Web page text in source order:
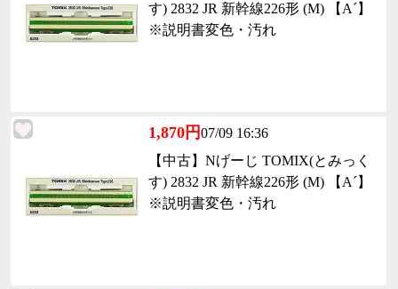
す) 2832 JR 新幹線226形 (M) 【A´】
※説明書変色・汚れ
1,870円07/09 16:36
【中古】Nげーじ TOMIX(とみっく
す) 2832 JR 新幹線226形 (M) 【A´】
※説明書変色・汚れ